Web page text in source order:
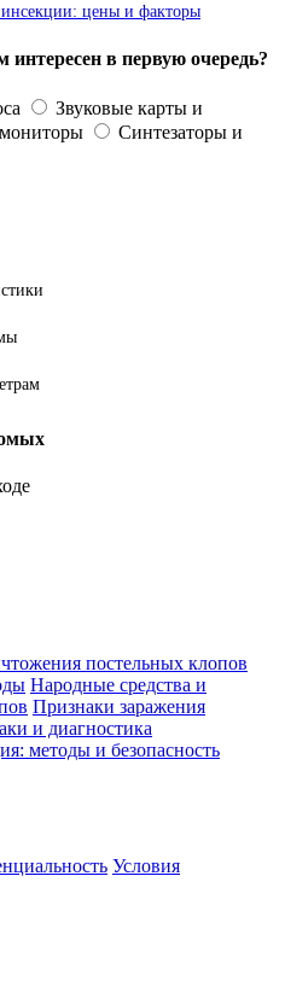
цены и факторы
в первую очередь?
Звуковые карты и
Синтезаторы и
постельных клопов
Народные средства и
Признаки заражения
и диагностика
методы и безопасность
Условия